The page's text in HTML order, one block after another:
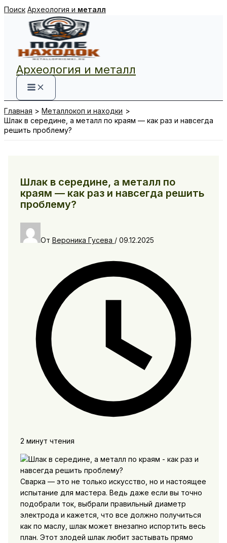
Перейти
содержимому
Поиск Археология и металл
Археология и металл
Главная
Металлокоп и находки
Шлак в середине, а металл по краям — как раз и навсегда
решить проблему?
Шлак в середине, а металл по
краям — как раз и навсегда решить
проблему?
От Вероника Гусева / 09.12.2025
2 минут чтения
Сварка — это не только искусство, но и настоящее
испытание для мастера. Ведь даже если вы точно
подобрали ток, выбрали правильный диаметр
электрода и кажется, что все должно получиться
как по маслу, шлак может внезапно испортить весь
план. Этот злодей шлак любит застывать прямо